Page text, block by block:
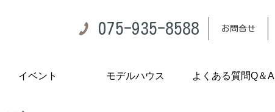
075-935-8588 お問合せ
イベント モデルハウス よくある質問Q＆A